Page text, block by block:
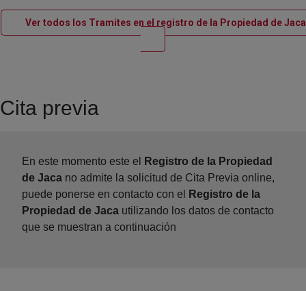
Ver todos los Tramites en el registro de la Propiedad de Jaca
Ventana nueva
Cita previa
En este momento este el
Registro de la Propiedad
de Jaca no admite la solicitud de Cita Previa online,
puede ponerse en contacto con el
Registro de la
Propiedad de Jaca utilizando los datos de contacto
que se muestran a continuación